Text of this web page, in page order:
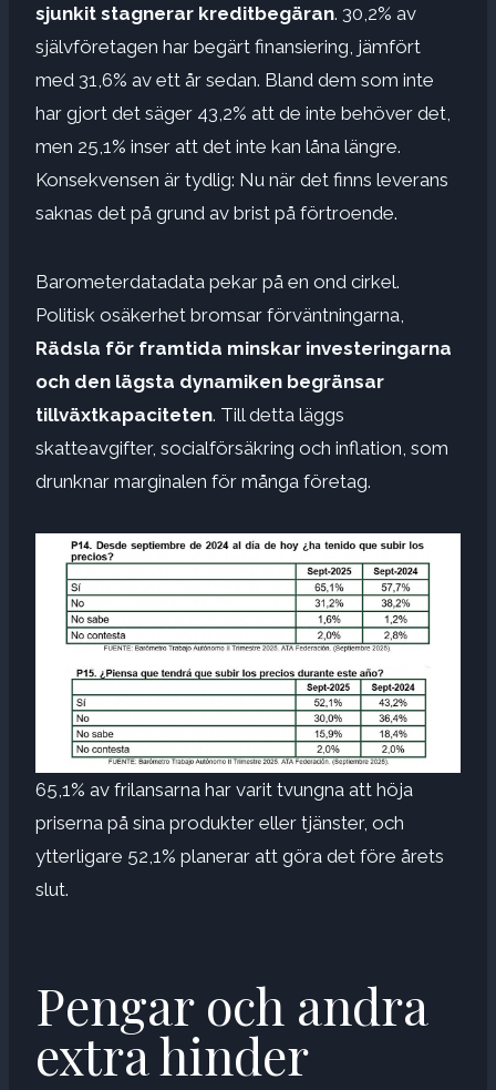
sjunkit stagnerar kreditbegäran. 30,2% av
självföretagen har begärt finansiering, jämfört
med 31,6% av ett år sedan. Bland dem som inte
har gjort det säger 43,2% att de inte behöver det,
men 25,1% inser att det inte kan låna längre.
Konsekvensen är tydlig: Nu när det finns leverans
saknas det på grund av brist på förtroende.
Barometerdatadata pekar på en ond cirkel.
Politisk osäkerhet bromsar förväntningarna,
Rädsla för framtida minskar investeringarna
och den lägsta dynamiken begränsar
tillväxtkapaciteten. Till detta läggs
skatteavgifter, socialförsäkring och inflation, som
drunknar marginalen för många företag.
65,1% av frilansarna har varit tvungna att höja
priserna på sina produkter eller tjänster, och
ytterligare 52,1% planerar att göra det före årets
slut.
Pengar och andra
extra hinder